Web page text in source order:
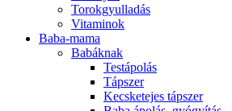
Torokgyulladás
Vitaminok
Baba-mama
Babáknak
Testápolás
Tápszer
Kecsketejes tápszer